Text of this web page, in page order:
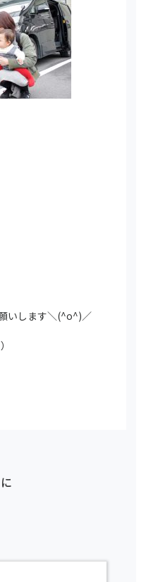
いします＼(^o^)／